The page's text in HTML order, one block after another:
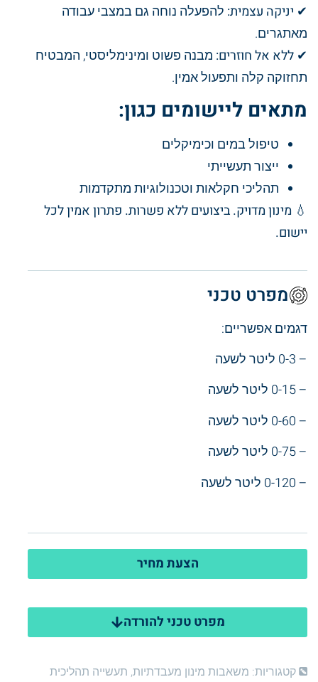
✔ יניקה עצמית: להפעלה נוחה גם במצבי עבודה
מאתגרים.
✔ ללא אל חוזרים: מבנה פשוט ומינימליסטי, המבטיח
תחזוקה קלה ותפעול אמין.
מתאים ליישומים כגון:
טיפול במים וכימיקלים
ייצור תעשייתי
תהליכי חקלאות וטכנולוגיות מתקדמות
💧 מינון מדויק. ביצועים ללא פשרות. פתרון אמין לכל
יישום.
מפרט טכני
דגמים אפשריים:
– 0-3 ליטר לשעה
– 0-15 ליטר לשעה
– 0-60 ליטר לשעה
– 0-75 ליטר לשעה
– 0-120 ליטר לשעה
הצעת מחיר
מפרט טכני להורדה
קטגוריות: משאבות מינון מעבדתיות, תעשייה תהליכית